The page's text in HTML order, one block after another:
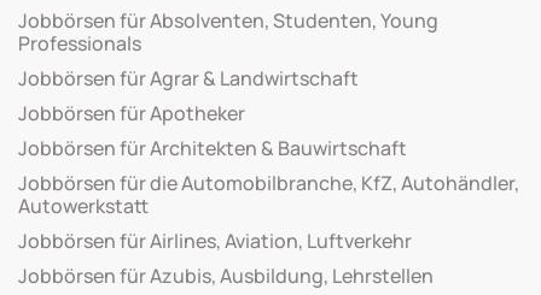
Jobbörsen für Absolventen, Studenten, Young
Professionals
Jobbörsen für Agrar & Landwirtschaft
Jobbörsen für Apotheker
Jobbörsen für Architekten & Bauwirtschaft
Jobbörsen für die Automobilbranche, KfZ, Autohändler,
Autowerkstatt
Jobbörsen für Airlines, Aviation, Luftverkehr
Jobbörsen für Azubis, Ausbildung, Lehrstellen